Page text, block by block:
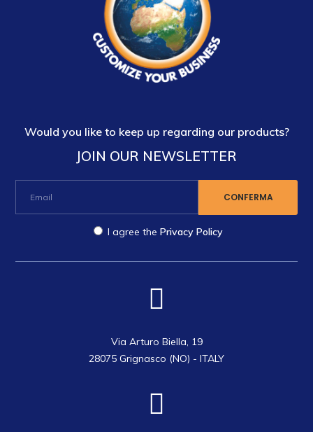
Would you like to keep up regarding our products?
JOIN OUR NEWSLETTER
I agree the Privacy Policy
Via Arturo Biella, 19
28075 Grignasco (NO) - ITALY